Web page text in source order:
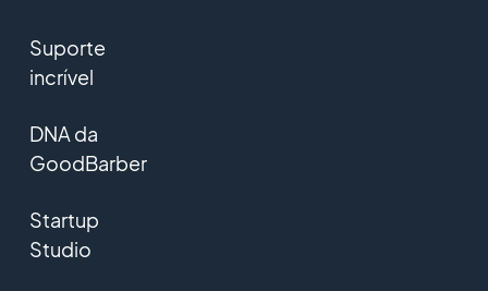
Suporte
incrível
DNA da
GoodBarber
Startup
Studio